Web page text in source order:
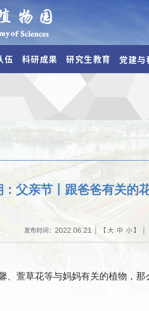
伍 科研成果 研究生教育 党建与
：父亲节丨跟爸爸有关的
发布时间： 2022.06.21 | 【 大 中 小】 |
、萱草花等与妈妈有关的植物，